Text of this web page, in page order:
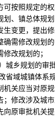
可按照规定的
划、镇总体
生变更，提
整确需修改规
修改规划的
乡规划的审批
域城镇体系规
关应当对原
；修改涉及城
原审批机关